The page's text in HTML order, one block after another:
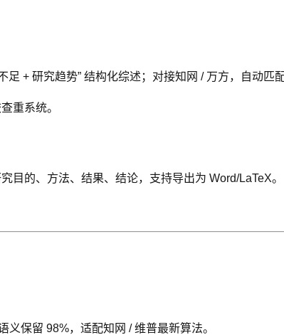
+ 研究趋势” 结构化综述；对接知网 / 万方，自动匹
重系统。
目的、方法、结果、结论，支持导出为 Word/LaTeX。
保留 98%，适配知网 / 维普最新算法。